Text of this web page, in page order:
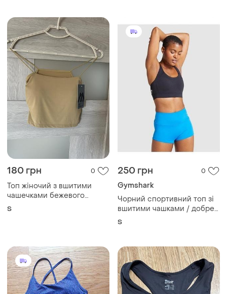
180 грн 0
Топ жіночий з вшитими
чашечками бежевого
кольору
S
250 грн 0
Gymshark
Чорний спортивний топ зі
вшитими чашками / добре
держить gymshark s
S